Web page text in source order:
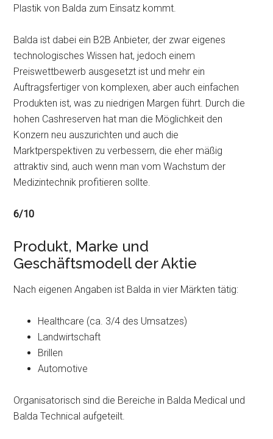
Plastik von Balda zum Einsatz kommt.
Balda ist dabei ein B2B Anbieter, der zwar eigenes
technologisches Wissen hat, jedoch einem
Preiswettbewerb ausgesetzt ist und mehr ein
Auftragsfertiger von komplexen, aber auch einfachen
Produkten ist, was zu niedrigen Margen führt. Durch die
hohen Cashreserven hat man die Möglichkeit den
Konzern neu auszurichten und auch die
Marktperspektiven zu verbessern, die eher mäßig
attraktiv sind, auch wenn man vom Wachstum der
Medizintechnik profitieren sollte.
6/10
Produkt, Marke und
Geschäftsmodell der Aktie
Nach eigenen Angaben ist Balda in vier Märkten tätig:
Healthcare (ca. 3/4 des Umsatzes)
Landwirtschaft
Brillen
Automotive
Organisatorisch sind die Bereiche in Balda Medical und
Balda Technical aufgeteilt.